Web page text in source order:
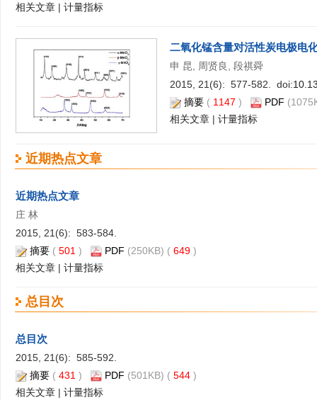
相关文章 | 计量指标
二氧化锰含量对活性炭电极电
申 昆, 周贤良, 段祺舜
2015, 21(6): 577-582. doi:
摘要( 1147 ) PDF
相关文章| 计量指标
近期热点文章
近期热点文章
庄 林
2015, 21(6): 583-584.
摘要 ( 501 ) PDF (250KB) ( 649 )
相关文章 | 计量指标
总目次
总目次
2015, 21(6): 585-592.
摘要 ( 431 ) PDF (501KB) ( 544 )
相关文章 | 计量指标